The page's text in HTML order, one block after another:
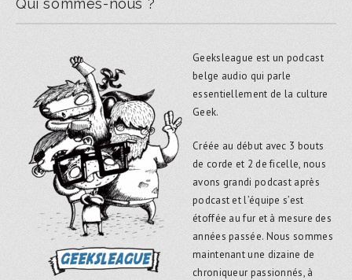
Qui sommes-nous ?
Geeksleague est un podcast
belge audio qui parle
essentiellement de la culture
Geek.
Créée au début avec 3 bouts
de corde et 2 de ficelle, nous
avons grandi podcast après
podcast et l’équipe s’est
étoffée au fur et à mesure des
années passée. Nous sommes
maintenant une dizaine de
chroniqueur passionnés, à